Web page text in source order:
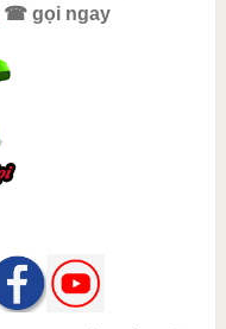
☎ gọi ngay